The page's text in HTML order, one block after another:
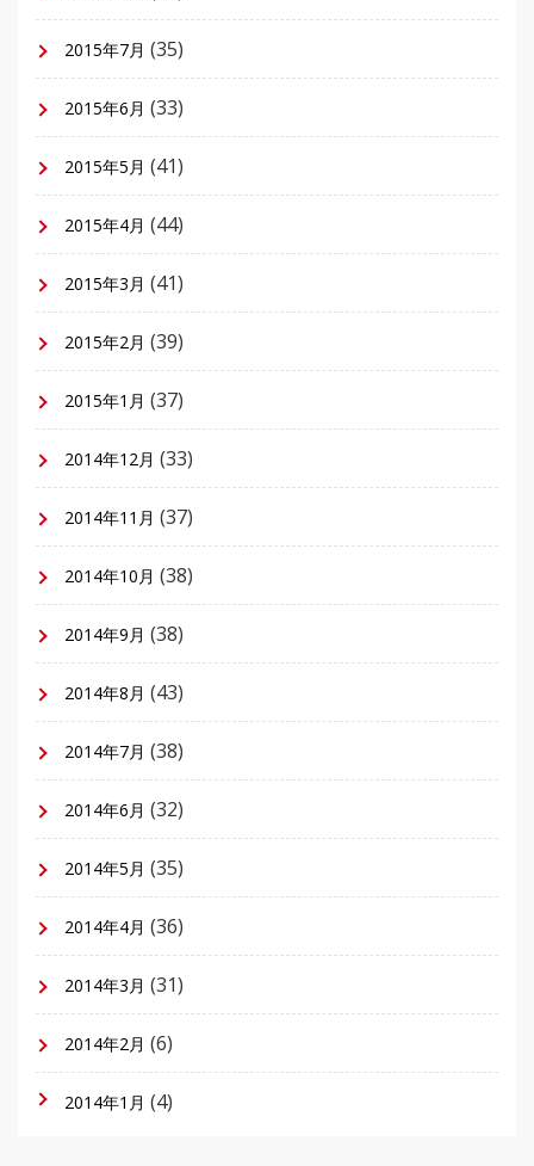
2015年7月 (35)
2015年6月 (33)
2015年5月 (41)
2015年4月 (44)
2015年3月 (41)
2015年2月 (39)
2015年1月 (37)
2014年12月 (33)
2014年11月 (37)
2014年10月 (38)
2014年9月 (38)
2014年8月 (43)
2014年7月 (38)
2014年6月 (32)
2014年5月 (35)
2014年4月 (36)
2014年3月 (31)
2014年2月 (6)
2014年1月 (4)